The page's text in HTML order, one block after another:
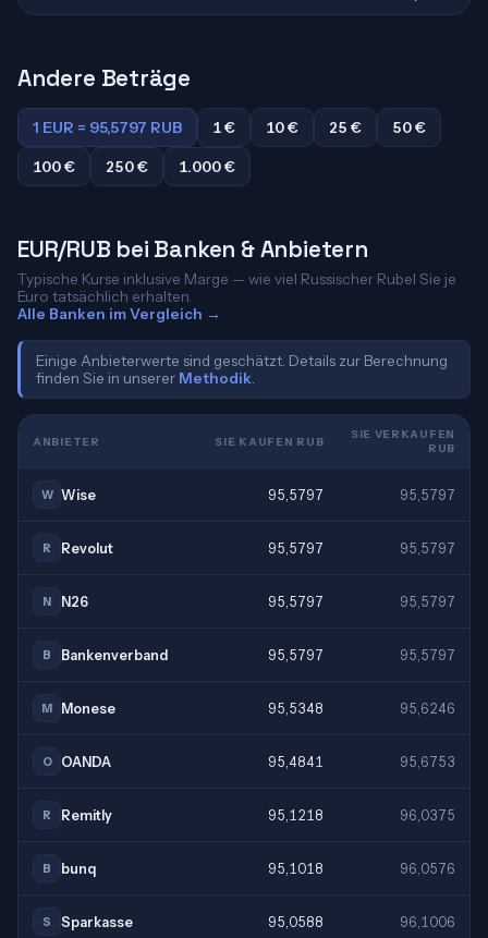
Andere Beträge
1 EUR = 95,5797 RUB 1 € 10 € 25 €
50 €
100 €
250 € 1.000 €
EUR/RUB bei Banken & Anbietern
Typische Kurse inklusive Marge — wie viel Russischer Rubel Sie je
Euro tatsächlich erhalten.
Alle Banken im Vergleich →
Einige Anbieterwerte sind geschätzt. Details zur Berechnung
finden Sie in unserer Methodik
ANBIETER SIE KAUFEN RUB
SIE VERKAUFEN
RUB
W Wise 95,5797 95,5797
R Revolut 95,5797 95,5797
N N26 95,5797 95,5797
B Bankenverband 95,5797 95,5797
M Monese 95,5348 95,6246
O OANDA 95,4841 95,6753
R Remitly 95,1218 96,0375
B bunq 95,1018 96,0576
S Sparkasse 95,0588 96,1006